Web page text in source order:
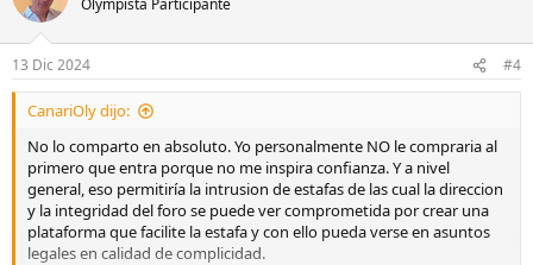
i
e
s
13 Dic 2024 #4
CanariOly dijo:
No lo comparto en absoluto. Yo personalmente NO le compraria al
primero que entra porque no me inspira confianza. Y a nivel
general, eso permitiría la intrusion de estafas de las cual la direccion
y la integridad del foro se puede ver comprometida por crear una
plataforma que facilite la estafa y con ello pueda verse en asuntos
legales en calidad de complicidad.